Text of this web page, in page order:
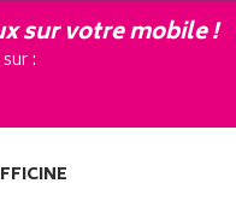
sur votre mobile !
: